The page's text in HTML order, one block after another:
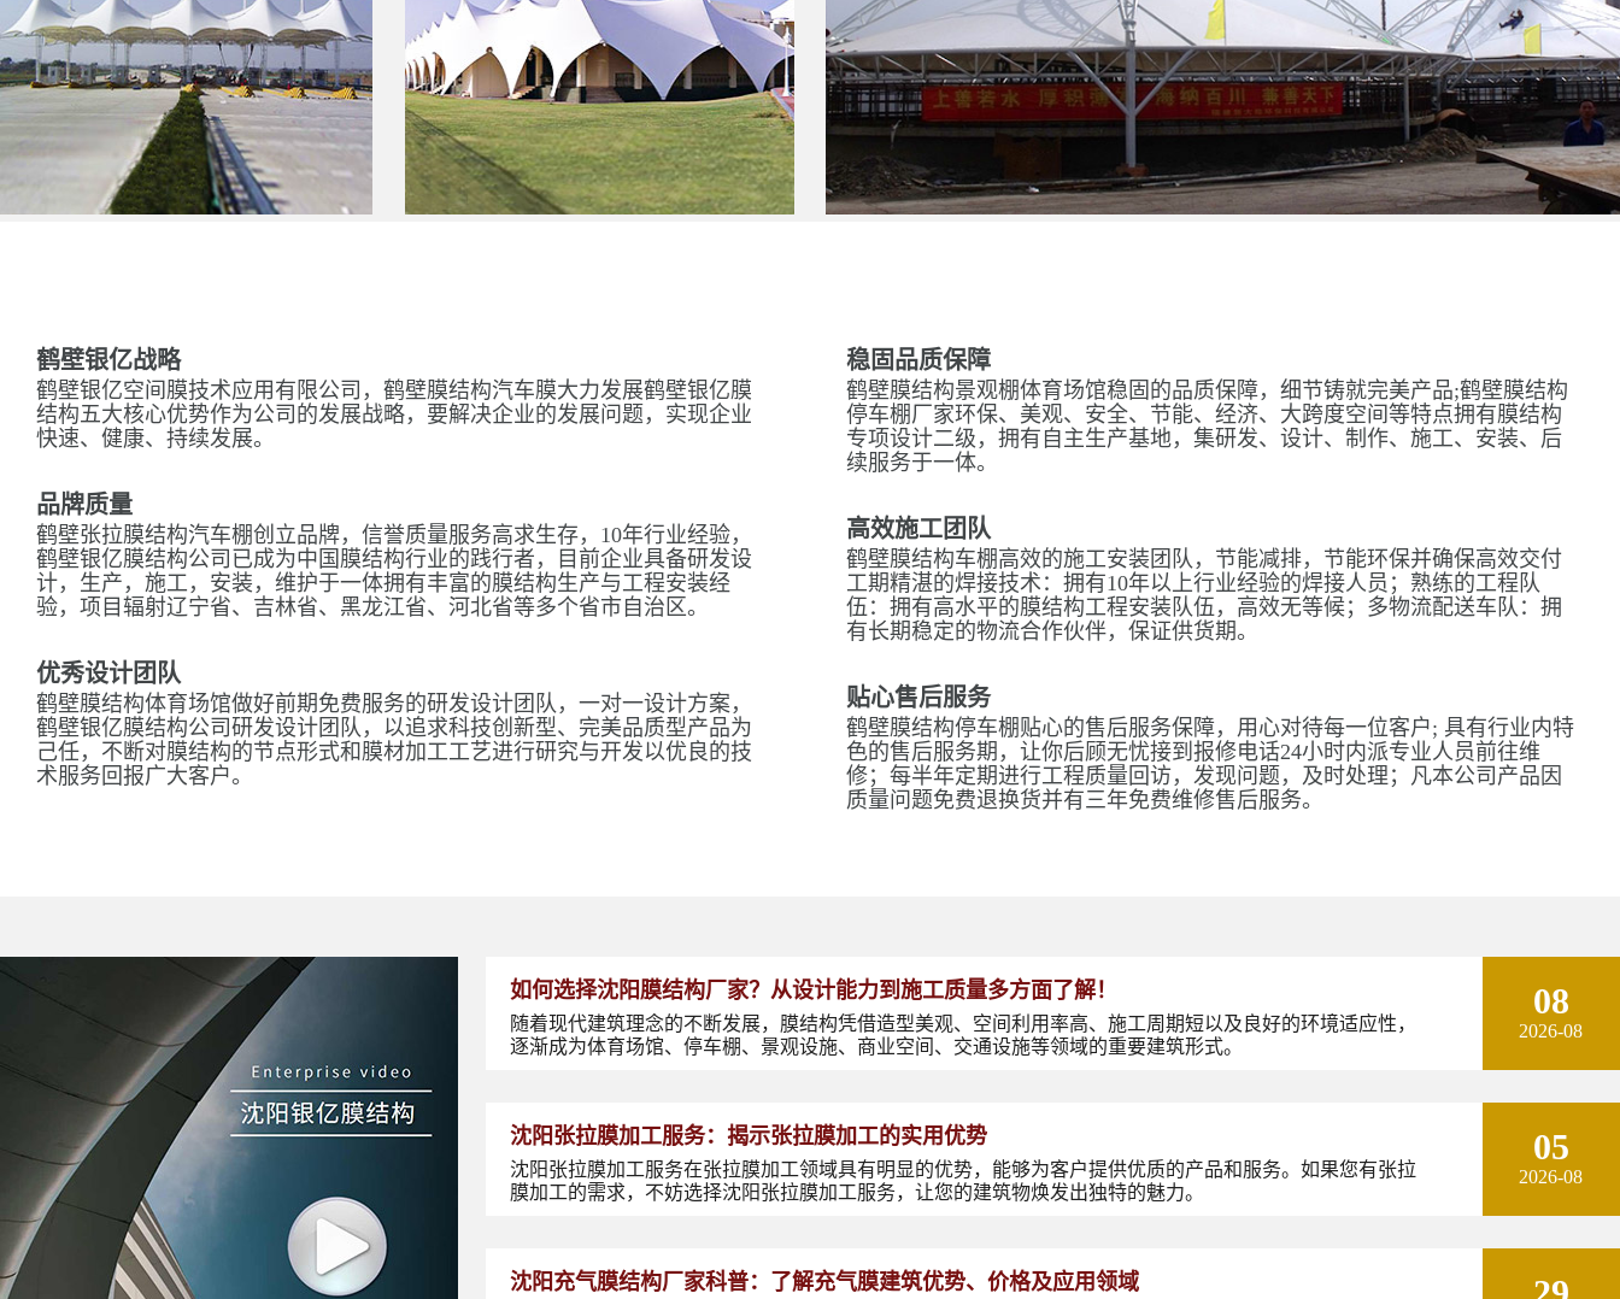
鹤壁银亿战略
鹤壁银亿空间膜技术应用有限公司，鹤壁膜结构汽车膜大力发展鹤壁银亿膜
结构五大核心优势作为公司的发展战略，要解决企业的发展问题，实现企业
快速、健康、持续发展。
品牌质量
鹤壁张拉膜结构汽车棚创立品牌，信誉质量服务高求生存，10年行业经验，
鹤壁银亿膜结构公司已成为中国膜结构行业的践行者，目前企业具备研发设
计，生产，施工，安装，维护于一体拥有丰富的膜结构生产与工程安装经
验，项目辐射辽宁省、吉林省、黑龙江省、河北省等多个省市自治区。
优秀设计团队
鹤壁膜结构体育场馆做好前期免费服务的研发设计团队，一对一设计方案，
鹤壁银亿膜结构公司研发设计团队，以追求科技创新型、完美品质型产品为
己任，不断对膜结构的节点形式和膜材加工工艺进行研究与开发以优良的技
术服务回报广大客户。
稳固品质保障
鹤壁膜结构景观棚体育场馆稳固的品质保障，细节铸就完美产品;鹤壁膜结构
停车棚厂家环保、美观、安全、节能、经济、大跨度空间等特点拥有膜结构
专项设计二级，拥有自主生产基地，集研发、设计、制作、施工、安装、后
续服务于一体。
高效施工团队
鹤壁膜结构车棚高效的施工安装团队，节能减排，节能环保并确保高效交付
工期精湛的焊接技术：拥有10年以上行业经验的焊接人员；熟练的工程队
伍：拥有高水平的膜结构工程安装队伍，高效无等候；多物流配送车队：拥
有长期稳定的物流合作伙伴，保证供货期。
贴心售后服务
鹤壁膜结构停车棚贴心的售后服务保障，用心对待每一位客户; 具有行业内特
色的售后服务期，让你后顾无忧接到报修电话24小时内派专业人员前往维
修；每半年定期进行工程质量回访，发现问题，及时处理；凡本公司产品因
质量问题免费退换货并有三年免费维修售后服务。
如何选择沈阳膜结构厂家？从设计能力到施工质量多方面了解！
随着现代建筑理念的不断发展，膜结构凭借造型美观、空间利用率高、施工周期短以及良好的环境适应性，
逐渐成为体育场馆、停车棚、景观设施、商业空间、交通设施等领域的重要建筑形式。
08
2026-08
沈阳张拉膜加工服务：揭示张拉膜加工的实用优势
沈阳张拉膜加工服务在张拉膜加工领域具有明显的优势，能够为客户提供优质的产品和服务。如果您有张拉
膜加工的需求，不妨选择沈阳张拉膜加工服务，让您的建筑物焕发出独特的魅力。
05
2026-08
沈阳充气膜结构厂家科普：了解充气膜建筑优势、价格及应用领域